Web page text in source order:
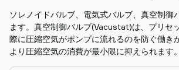
ソレノイドバルブ、電気式バルブ、真空制御
ます。真空制御バルブ(Vacustat)は、プリセ
際に圧縮空気がポンプに流れるのを防ぐ働き
より圧縮空気の消費が最小限に抑えられます。
て
Piab
Group
お